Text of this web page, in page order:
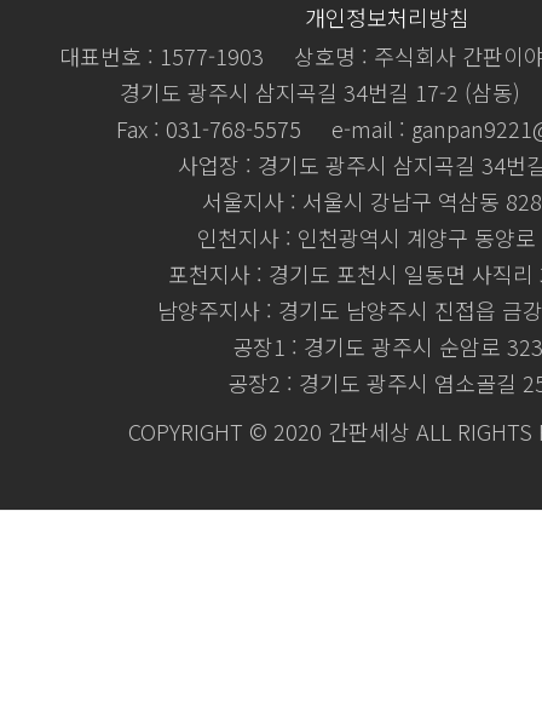
개인정보처리방침
대표번호 : 1577-1903
상호명 : 주식회사 간판이
경기도 광주시 삼지곡길 34번길 17-2 (삼동)
Fax : 031-768-5575
e-mail :
사업장 : 경기도 광주시 삼지곡길 34번
서울지사 : 서울시 강남구 역삼동
인천지사 : 인천광역시 계양구 동양
포천지사 : 경기도 포천시 일동면 사직
남양주지사 : 경기도 남양주시 진접읍 금
공장1 : 경기도 광주시 순암로 323
공장2 : 경기도 광주시 염소골길
COPYRIGHT © 2020 간판세상 ALL RIGHTS